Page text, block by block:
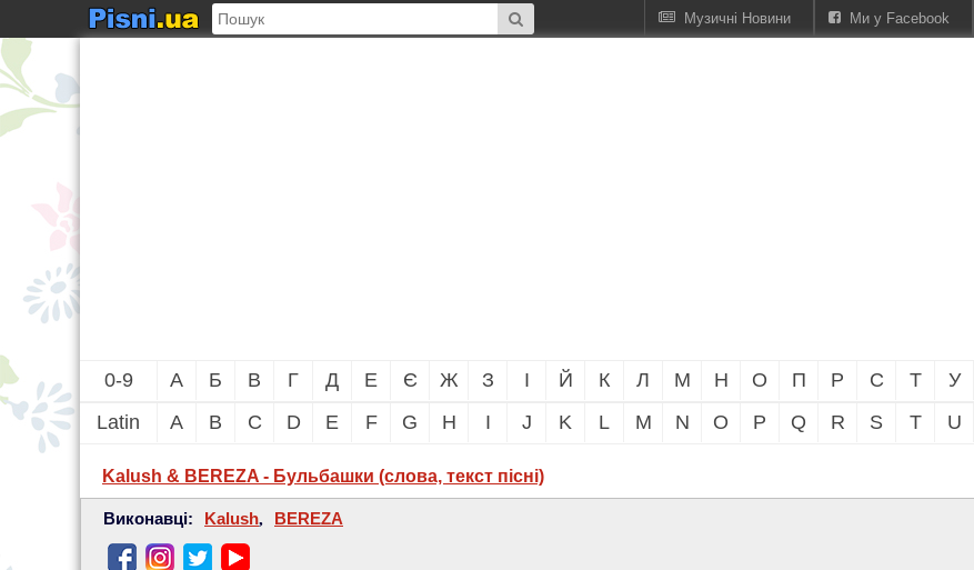
Ми у Facebook
Музичні Новини
0-9 А Б В Г Д Е Є Ж З І Й К Л М Н О П Р С Т У
Latin
A B C D E F G H I J K L M N O P Q R S T U
Kalush & BEREZA - Бульбашки (слова, текст пісні)
Виконавці: Kalush, BEREZA